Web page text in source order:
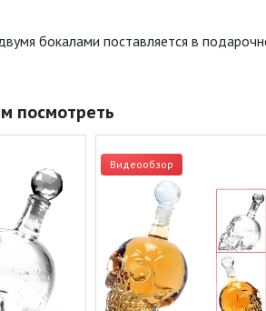
бокалами поставляется в
посмотреть
Видеообзор